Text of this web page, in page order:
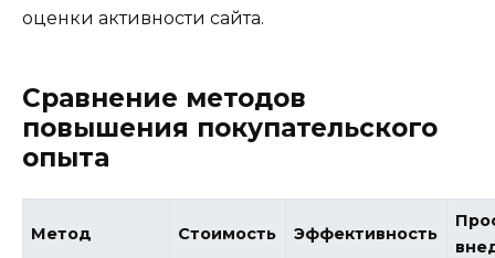
оценки активности сайта.
Сравнение методов
повышения покупательского
опыта
Метод Стоимость Эффективность